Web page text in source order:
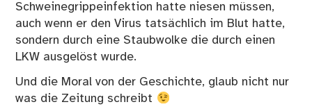
Schweinegrippeinfektion hatte niesen müssen,
auch wenn er den Virus tatsächlich im Blut hatte,
sondern durch eine Staubwolke die durch einen
LKW ausgelöst wurde.
Und die Moral von der Geschichte, glaub nicht nur
was die Zeitung schreibt